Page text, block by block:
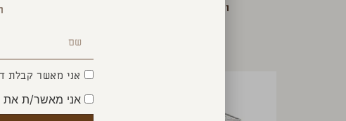
ויטרינה רסטיק גולד
אני מאשר קבלת
אני מאשר/ת את